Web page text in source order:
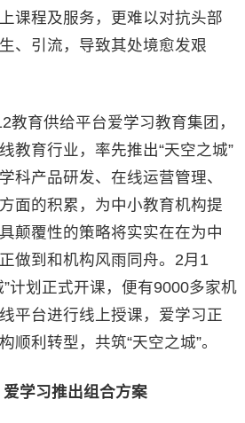
课程及服务，更难以对抗头部
、引流，导致其处境愈发艰
育供给平台爱学习教育集团，
教育行业，率先推出“天空之城”
科产品研发、在线运营管理、
面的积累，为中小教育机构提
颠覆性的策略将实实在在为中
做到和机构风雨同舟。2月1
”计划正式开课，便有9000多家机
平台进行线上授课，爱学习正
顺利转型，共筑“天空之城”。
学习推出组合方案